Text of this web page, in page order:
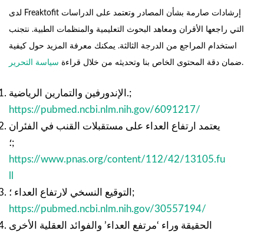
لدى Freaktofit إرشادات صارمة بشأن المصادر وتعتمد على الدراسات
التي راجعها الأقران ومعاهد البحوث التعليمية والمنظمات الطبية. نتجنب
استخدام المراجع من الدرجة الثالثة. يمكنك معرفة المزيد حول كيفية
ضمان دقة المحتوى الخاص بنا وتحديثه من خلال قراءة سياسة التحرير .
الإندورفين والتمارين الرياضية.;
https://pubmed.ncbi.nlm.nih.gov/6091217/
يعتمد ارتفاع العداء على مستقبلات القنب في الفئران
؛;
https://www.pnas.org/content/112/42/13105.fu
التوقيع النسخي لارتفاع العداء ؛;
https://pubmed.ncbi.nlm.nih.gov/30557194/
الحقيقة وراء ‘مرتفع العداء’ والفوائد العقلية الأخرى